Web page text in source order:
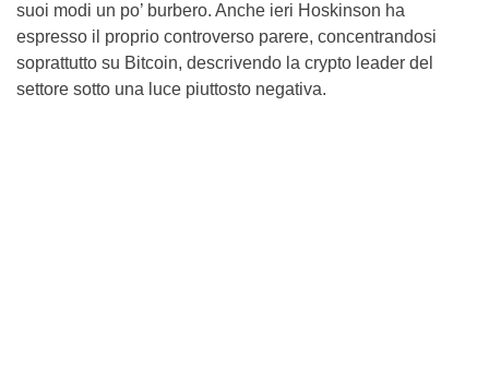
suoi modi un po’ burbero. Anche ieri Hoskinson ha
espresso il proprio controverso parere, concentrandosi
soprattutto su Bitcoin, descrivendo la crypto leader del
settore sotto una luce piuttosto negativa.